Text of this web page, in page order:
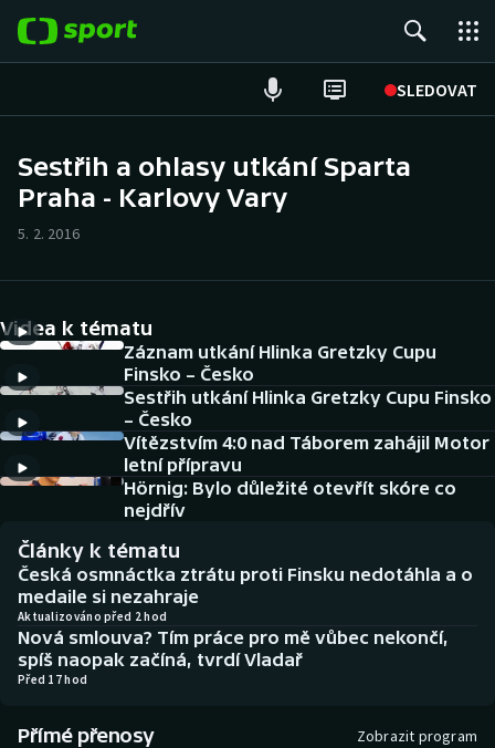
SLEDOVAT
Hokej
Cyklistika
DALŠÍ SPORTY
Americký fotbal
Baseball a softbal
Basketbal
Biatlon
Boby a skeleton
Box
NEPŘEHLÉDNĚTE
Historické návraty
Aplikace ČT sport
AZ kvíz
Sestřih a ohlasy utkání Sparta
Praha - Karlovy Vary
5. 2. 2016
Videa k tématu
Záznam utkání Hlinka Gretzky Cupu
Finsko – Česko
Sestřih utkání Hlinka Gretzky Cupu Finsko
– Česko
Vítězstvím 4:0 nad Táborem zahájil Motor
letní přípravu
Hörnig: Bylo důležité otevřít skóre co
nejdřív
Články k tématu
Česká osmnáctka ztrátu proti Finsku nedotáhla a o
medaile si nezahraje
Aktualizováno před 2 hod
Nová smlouva? Tím práce pro mě vůbec nekončí,
spíš naopak začíná, tvrdí Vladař
Před 17 hod
Přímé přenosy Zobrazit program